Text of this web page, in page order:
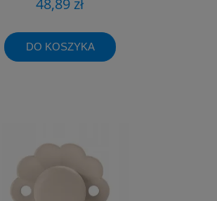
48,89 zł
DO KOSZYKA